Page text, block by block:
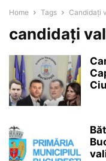
Home Tags Candidați
candidați